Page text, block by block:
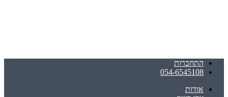
התחברות
054-6545108
אודות